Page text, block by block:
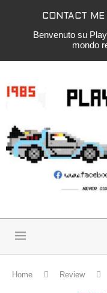
CONTACT
Benvenuto su
mondo
Home Review